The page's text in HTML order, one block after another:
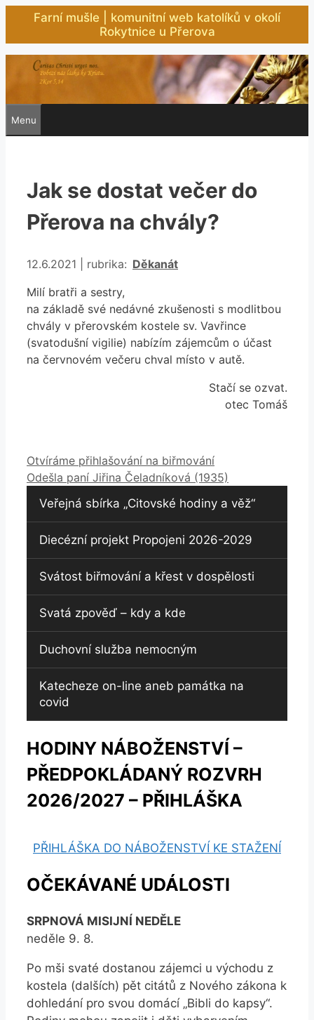
Přeskočit
obsah
Farní mušle | komunitní web katolíků v okolí
Rokytnice u Přerova
Menu
Jak se dostat večer do
Přerova na chvály?
12.6.2021 rubrika: Rubriky
Děkanát
Milí bratři a sestry,
na základě své nedávné zkušenosti s modlitbou
chvály v přerovském kostele sv. Vavřince
(svatodušní vigilie) nabízím zájemcům o účast
na červnovém večeru chval místo v autě.
Stačí se ozvat.
otec Tomáš
Otvíráme přihlašování na biřmování
Odešla paní Jiřina Čeladníková (1935)
Veřejná sbírka „Citovské hodiny a věž“
Diecézní projekt Propojeni 2026-2029
Svátost biřmování a křest v dospělosti
Svatá zpověď – kdy a kde
Duchovní služba nemocným
Katecheze on-line aneb památka na
covid
HODINY NÁBOŽENSTVÍ –
PŘEDPOKLÁDANÝ ROZVRH
2026/2027 – PŘIHLÁŠKA
PŘIHLÁŠKA DO NÁBOŽENSTVÍ KE STAŽENÍ
OČEKÁVANÉ UDÁLOSTI
SRPNOVÁ MISIJNÍ NEDĚLE
neděle 9. 8.
Po mši svaté dostanou zájemci u východu z
kostela (dalších) pět citátů z Nového zákona k
dohledání pro svou domácí „Bibli do kapsy“.